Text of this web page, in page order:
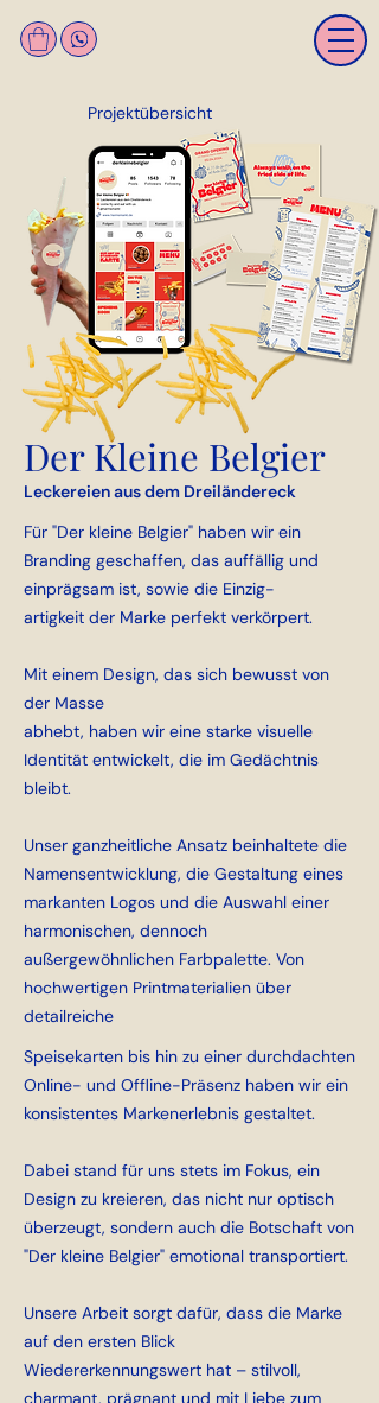
Projektübersicht
Der Kleine Belgier
Leckereien aus dem Dreiländereck
Für "Der kleine Belgier" haben wir ein
Branding geschaffen, das auffällig und
einprägsam ist, sowie die Einzig-
artigkeit der Marke perfekt verkörpert.
Mit einem Design, das sich bewusst von
der Masse
abhebt, haben wir eine starke visuelle
Identität entwickelt, die im Gedächtnis
bleibt.
Unser ganzheitliche Ansatz beinhaltete die
Namensentwicklung, die Gestaltung eines
markanten Logos und die Auswahl einer
harmonischen, dennoch
außergewöhnlichen Farbpalette. Von
hochwertigen Printmaterialien über
detailreiche
Speisekarten bis hin zu einer durchdachten
Online- und Offline-Präsenz haben wir ein
konsistentes Markenerlebnis gestaltet.
Dabei stand für uns stets im Fokus, ein
Design zu kreieren, das nicht nur optisch
überzeugt, sondern auch die Botschaft von
"Der kleine Belgier" emotional transportiert.
Unsere Arbeit sorgt dafür, dass die Marke
auf den ersten Blick
Wiedererkennungswert hat – stilvoll,
charmant, prägnant und mit Liebe zum